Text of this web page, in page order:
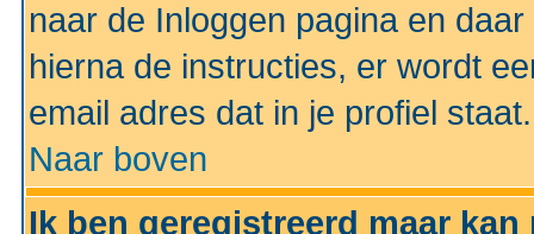
naar de Inloggen pagina en
hierna de instructies, er wordt
email adres dat in je profiel staat.
Naar boven
Ik ben geregistreerd maar